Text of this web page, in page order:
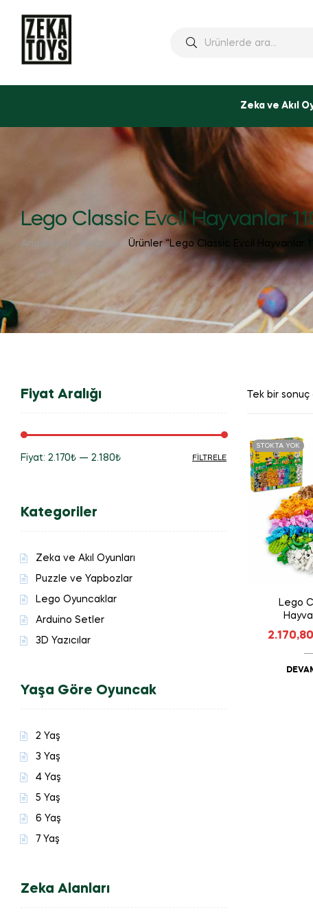
Zeka ve Akıl
Lego Classic Evcil Hayvanlar
Ana Sayfa Ürünler “Lego Classic Evcil Hayvanlar
Tek bir
STOKTA YOK
Lego
2.170,80
Fiyat Aralığı
düşük
yüksek
FILTRELE
Fiyat: 2.170₺ — 2.180₺
Kategoriler
Zeka ve Akıl Oyunları
Puzzle ve Yapbozlar
Lego Oyuncaklar
Arduino Setler
3D Yazıcılar
Yaşa Göre Oyuncak
2 Yaş
3 Yaş
4 Yaş
5 Yaş
6 Yaş
7 Yaş
Zeka Alanları